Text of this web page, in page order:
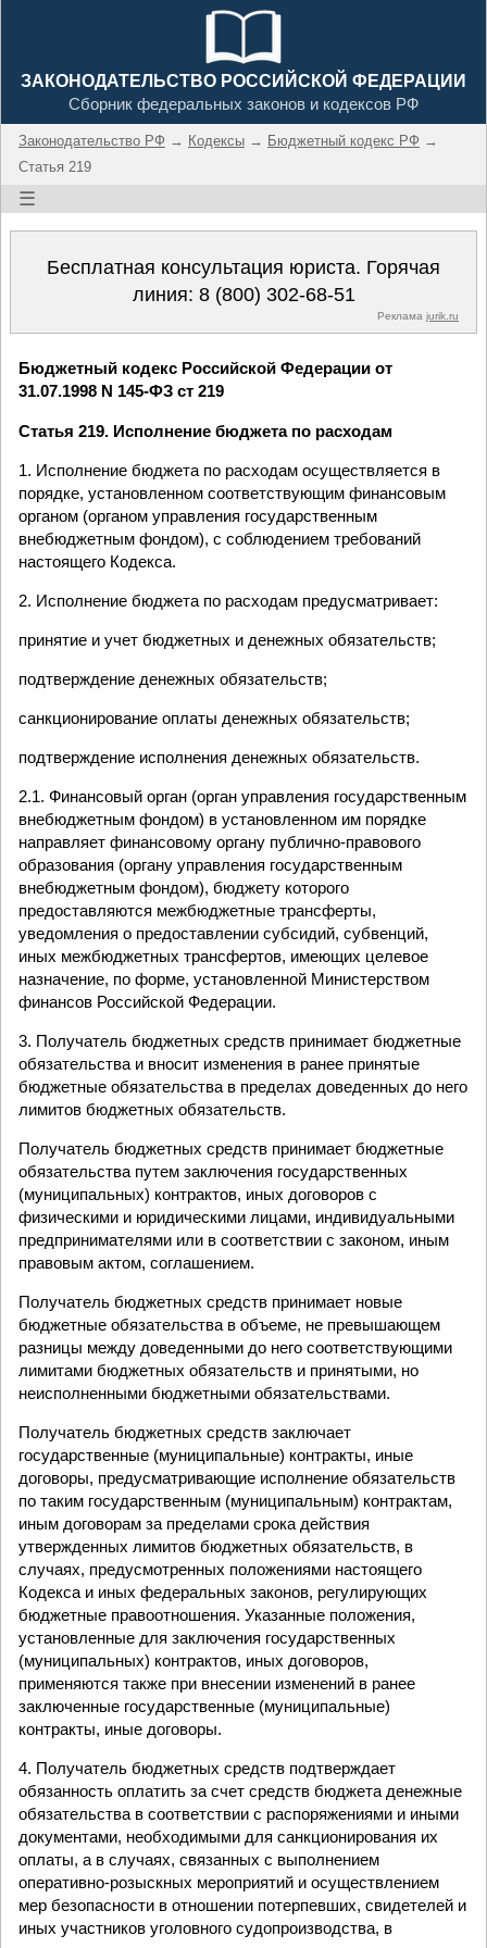
ЗАКОНОДАТЕЛЬСТВО РОССИЙСКОЙ ФЕДЕРАЦИИ
Сборник федеральных законов и кодексов РФ
Законодательство РФ → Кодексы → Бюджетный кодекс РФ →
Статья 219
☰
Бесплатная консультация юриста. Горячая
линия: 8 (800) 302-68-51
Реклама jurik.ru
Бюджетный кодекс Российской Федерации от
31.07.1998 N 145-ФЗ ст 219
Статья 219. Исполнение бюджета по расходам
1. Исполнение бюджета по расходам осуществляется в
порядке, установленном соответствующим финансовым
органом (органом управления государственным
внебюджетным фондом), с соблюдением требований
настоящего Кодекса.
2. Исполнение бюджета по расходам предусматривает:
принятие и учет бюджетных и денежных обязательств;
подтверждение денежных обязательств;
санкционирование оплаты денежных обязательств;
подтверждение исполнения денежных обязательств.
2.1. Финансовый орган (орган управления государственным
внебюджетным фондом) в установленном им порядке
направляет финансовому органу публично-правового
образования (органу управления государственным
внебюджетным фондом), бюджету которого
предоставляются межбюджетные трансферты,
уведомления о предоставлении субсидий, субвенций,
иных межбюджетных трансфертов, имеющих целевое
назначение, по форме, установленной Министерством
финансов Российской Федерации.
3. Получатель бюджетных средств принимает бюджетные
обязательства и вносит изменения в ранее принятые
бюджетные обязательства в пределах доведенных до него
лимитов бюджетных обязательств.
Получатель бюджетных средств принимает бюджетные
обязательства путем заключения государственных
(муниципальных) контрактов, иных договоров с
физическими и юридическими лицами, индивидуальными
предпринимателями или в соответствии с законом, иным
правовым актом, соглашением.
Получатель бюджетных средств принимает новые
бюджетные обязательства в объеме, не превышающем
разницы между доведенными до него соответствующими
лимитами бюджетных обязательств и принятыми, но
неисполненными бюджетными обязательствами.
Получатель бюджетных средств заключает
государственные (муниципальные) контракты, иные
договоры, предусматривающие исполнение обязательств
по таким государственным (муниципальным) контрактам,
иным договорам за пределами срока действия
утвержденных лимитов бюджетных обязательств, в
случаях, предусмотренных положениями настоящего
Кодекса и иных федеральных законов, регулирующих
бюджетные правоотношения. Указанные положения,
установленные для заключения государственных
(муниципальных) контрактов, иных договоров,
применяются также при внесении изменений в ранее
заключенные государственные (муниципальные)
контракты, иные договоры.
4. Получатель бюджетных средств подтверждает
обязанность оплатить за счет средств бюджета денежные
обязательства в соответствии с распоряжениями и иными
документами, необходимыми для санкционирования их
оплаты, а в случаях, связанных с выполнением
оперативно-розыскных мероприятий и осуществлением
мер безопасности в отношении потерпевших, свидетелей и
иных участников уголовного судопроизводства, в